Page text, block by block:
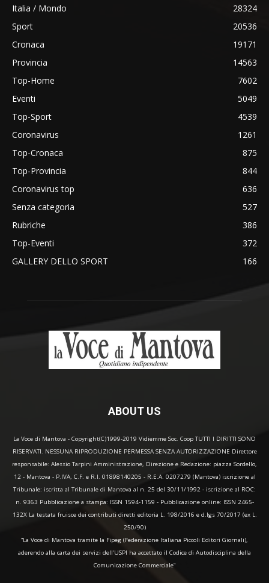
Italia / Mondo
28324
Sport
20536
Cronaca
19171
Provincia
14563
Top-Home
7602
Eventi
5049
Top-Sport
4539
Coronavirus
1261
Top-Cronaca
875
Top-Provincia
844
Coronavirus top
636
Senza categoria
527
Rubriche
386
Top-Eventi
372
GALLERY DELLO SPORT
166
ABOUT US
La Voce di Mantova - Copyright(C)1999-2019 Vidiemme Soc. Coop TUTTI I DIRITTI SONO
RISERVATI. NESSUNA RIPRODUZIONE PERMESSA SENZA AUTORIZZAZIONE Direttore
responsabile: Alessio Tarpini Amministrazione, Direzione e Redazione: piazza Sordello,
12 - Mantova - P.IVA, C.F. e R.I. 01898140205 - R.E.A. 0207279 (Mantova) iscrizione al
Tribunale: iscritta al Tribunale di Mantova al n. 25 del 30/11/1992 - iscrizione al ROC:
n. 9363 Pubblicazione a stampa: ISSN 1594-1159 - Pubblicazione online: ISSN 2465-
132X La testata fruisce dei contributi diretti editoria L. 198/2016 e d.lgs 70/2017 (ex L.
250/90)
“La Voce di Mantova tramite la Fipeg (Federazione Italiana Piccoli Editori Giornali),
aderendo alla carta dei servizi dell'USPI ha accettato il Codice di Autodisciplina della
Comunicazione Commerciale"